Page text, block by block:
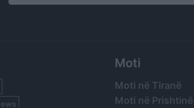
Search
Moti
Moti në Tiranë
Moti në Prishtinë